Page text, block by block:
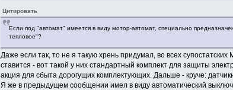
Цитировать
Если под "автомат" имеется в виду мотор-автомат, специально
тепловое"?
Даже если так, то не я такую хрень придумал, во всех
ставится - вот такой у них стандартный комплект для защиты
акция для сбыта дорогущих комплектующих. Дальше - круче:
Я же в предыдущем сообщении имел в виду автоматический